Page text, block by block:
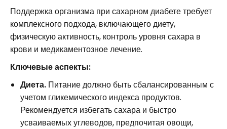
Поддержка организма при сахарном диабете требует
комплексного подхода, включающего диету,
физическую активность, контроль уровня сахара в
крови и медикаментозное лечение.
Ключевые аспекты:
Диета. Питание должно быть сбалансированным с
учетом гликемического индекса продуктов.
Рекомендуется избегать сахара и быстро
усваиваемых углеводов, предпочитая овощи,